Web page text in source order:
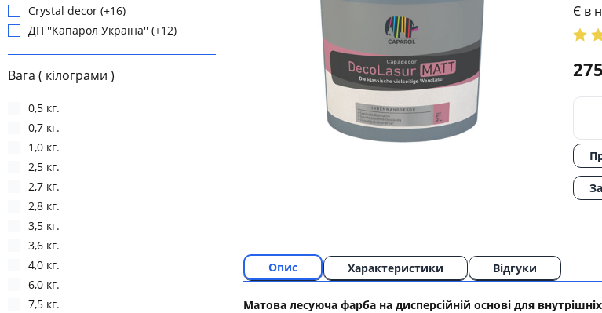
Crystal decor (+16)
ДП ''Капарол Україна'' (+12)
Вага ( кілограми )
0,5 кг.
0,7 кг.
1,0 кг.
2,5 кг.
2,7 кг.
2,8 кг.
3,5 кг.
3,6 кг.
4,0 кг.
6,0 кг.
7,5 кг.
Є в
Опис Характеристики Відгуки
Матова лесуюча фарба на дисперсійній основі для